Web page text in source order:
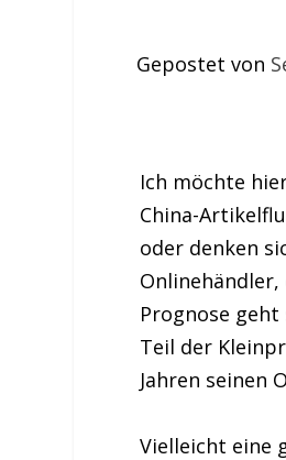
Gepostet von
Ich möchte
China-
oder denken
Prognose
Teil der
Jahren seinen
Vielleicht eine